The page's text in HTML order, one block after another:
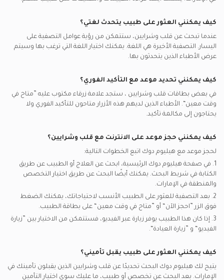
أطباء القلب في مراكز نوفومد, دبي مارينا
الدعامات التاجية, الإمارات
شركة التأمين الإيرانية - اي اي سي يدعم تأمين أطباء القلب
شركة أبوظبي الوطنية للتأمين - ادنيك يدعم تأمين أطباء القلب
نور للتكافل يدعم تأمين أطباء القلب
الشركة الوطنية للتأمين العام - نجي يدعم تأمين أطباء القلب
كيف يمكنني العثور على طبيب يتحدث لغتي؟
عندما تبحث عن قلب وشرايين، ستتمكن من رؤية عوامل التصفية على
اليسار. التصفية الأخيرة هي اللغة. يمكنك اختيار اللغة التي ترغب بها وسيتم
عرض الأطباء الذين يتحدثون بها.
كيف يمكنني تحديد موعد مع التأكيد الفوري؟
في بعض بطاقات قلب وشرايين ، ستجد علامة زرقاء مكتوب عليه ”متاح في
وقت معين“. الأطباء الذين لديهم هذه الأزرار متاحون للتأكيد الفوري ولا
يحتاجون إلى مكالمة تأكيد.
كيف يمكنني حجز موعد على الانترنت مع قلب وشرايين؟
لحجز موعد مع هيليوم دوك اتبع الخطوات التالية:
1. في صفحة هيليوم دوك الرئيسية، ابحث عن العلاج أو الطبيب عن طريق
الكتابة في شريط البحث. يمكنك أيضًا البحث عن طريق اختيار التخصص
والمنطقة في الإمارات.
2. بعد التصفية للعثور على الطبيب الأنسب لاحتياجاتك، يمكنك الضغط
فوق الزر ”احجز الآن“ أو ”متاح في وقت معين“ على بطاقة الطبيب.
3. إذا كان هذا الطبيب يوفر زيارة عبر الفيديو، فستتمكن من الاختيار بين ”زيارة
الفيديو“ و ”زيارة العيادة“.
كيف يمكنني العثور على طبيب يقبل تأميني؟
يتيح لك هيليوم دوك البحث تحديدًا عن قلب وشرايين الذين يقبلون تأمينك في
الإمارات. بعد البحث عن تخصص أو طبيب، ما عليك سوى اختيار التأمين